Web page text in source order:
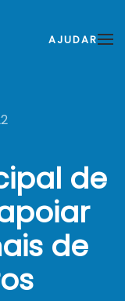
AJUDAR
de
de